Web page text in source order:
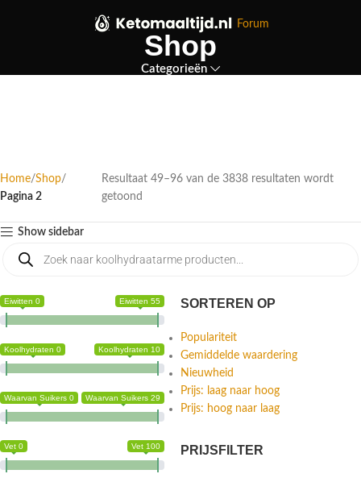
Forum
Shop
Categorieën
Home Shop
Pagina 2
Resultaat 49–96 van de 3838 resultaten wordt
getoond
Show sidebar
Eiwitten 0 Eiwitten 55
Koolhydraten 0 Koolhydraten 10
Waarvan Suikers 0 Waarvan Suikers 29
Vet 0 Vet 100
SORTEREN OP
Populariteit
Gemiddelde waardering
Nieuwheid
Prijs: laag naar hoog
Prijs: hoog naar laag
PRIJSFILTER